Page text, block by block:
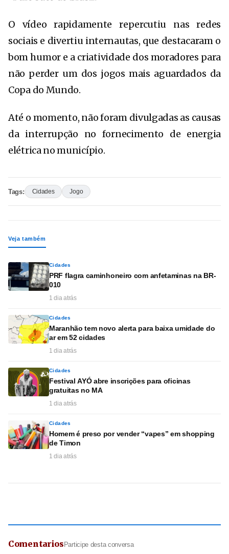
O vídeo rapidamente repercutiu nas redes
sociais e divertiu internautas, que destacaram o
bom humor e a criatividade dos moradores para
não perder um dos jogos mais aguardados da
Copa do Mundo.
Até o momento, não foram divulgadas as causas
da interrupção no fornecimento de energia
elétrica no município.
Tags: Cidades Jogo
Veja também
Cidades
PRF flagra caminhoneiro com anfetaminas na BR-
010
1 dia atrás
Cidades
Maranhão tem novo alerta para baixa umidade do
ar em 52 cidades
1 dia atrás
Cidades
Festival AYÓ abre inscrições para oficinas
gratuitas no MA
1 dia atrás
Cidades
Homem é preso por vender “vapes” em shopping
de Timon
1 dia atrás
Comentarios Participe desta conversa